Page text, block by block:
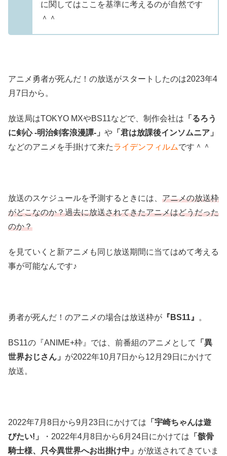
に関してはここを基準に考えるのが自然です
＾＾
アニメ勇者が死んだ！の放送がスタートしたのは2023年4
月7日から。
放送局はTOKYO MXやBS11などで、制作会社は 「るろう
に剣心 -明治剣客浪漫譚-」 や 「君は放課後インソムニア」
などのアニメを手掛けて来たライデンフィルムです＾＾
放送のスケジュールを予測するときには、 アニメの放送枠
がどこなのか？過去に放送されてきたアニメはどうだった
のか？
を見ていくと新アニメも同じ放送期間に当てはめて考える
事が可能なんです♪
勇者が死んだ！のアニメの場合は放送枠が 『BS11』 。
BS11の『ANIME+枠』では、前番組のアニメとして
「異
世界おじさん」 が2022年10月7日から12月29日にかけて
放送。
2022年7月8日から9月23日にかけては 「宇崎ちゃんは遊
びたい!」
・2022年4月8日から6月24日にかけては 「骸骨
騎士様、只今異世界へお出掛け中」 が放送されてきていま